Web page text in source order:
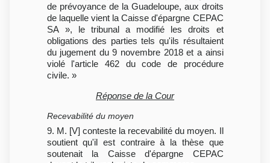
de prévoyance de la Guadeloupe, aux droits
de laquelle vient la Caisse d'épargne CEPAC
SA », le tribunal a modifié les droits et
obligations des parties tels qu'ils résultaient
du jugement du 9 novembre 2018 et a ainsi
violé l'article 462 du code de procédure
civile. »
Réponse de la Cour
Recevabilité du moyen
9. M. [V] conteste la recevabilité du moyen. Il
soutient qu'il est contraire à la thèse que
soutenait la Caisse d'épargne CEPAC